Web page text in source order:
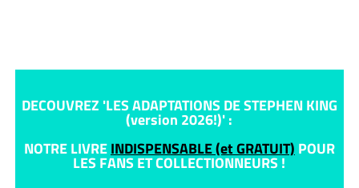
DECOUVREZ 'LES ADAPTATIONS DE STEPHEN KING
(version 2026!)' :
NOTRE LIVREINDISPENSABLE (et GRATUIT) POUR
LES FANS ET COLLECTIONNEURS !